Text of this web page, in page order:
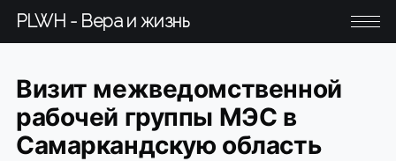
PLWH - Вера и жизнь
Визит межведомственной
рабочей группы МЭС в
Самаркандскую область